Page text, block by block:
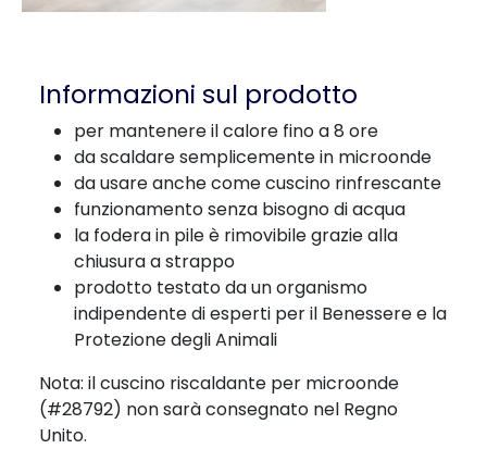
Informazioni sul prodotto
per mantenere il calore fino a 8 ore
da scaldare semplicemente in microonde
da usare anche come cuscino rinfrescante
funzionamento senza bisogno di acqua
la fodera in pile è rimovibile grazie alla
chiusura a strappo
prodotto testato da un organismo
indipendente di esperti per il Benessere e la
Protezione degli Animali
Nota: il cuscino riscaldante per microonde
(#28792) non sarà consegnato nel Regno
Unito.